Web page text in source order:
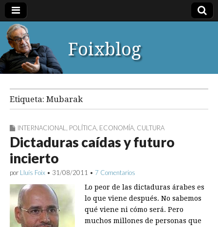
Foixblog
Etiqueta: Mubarak
INTERNACIONAL POLÍTICA ECONOMÍA CULTURA
Dictaduras caídas y futuro
incierto
por Lluís Foix • 31/08/2011 • 7 Comentarios
Lo peor de las dictaduras árabes es
lo que viene después. No sabemos
qué viene ni cómo será. Pero
muchos millones de personas que